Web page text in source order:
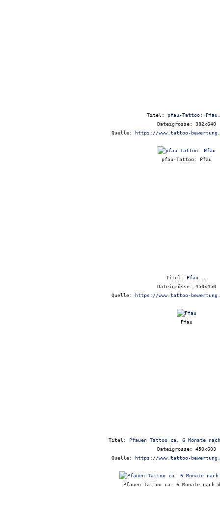
Titel: pfau-Tattoo:
Dateigrösse: 382x640
Quelle: https://www.tattoo-
pfau-Tattoo: Pfau
Titel: Pfau...
Dateigrösse: 450x450
Quelle: https://www.tattoo-
Pfau
Titel: Pfauen Tattoo ca. 6 Monate
Dateigrösse: 450x603
Quelle: https://www.tattoo-
Pfauen Tattoo ca. 6 Monate nach